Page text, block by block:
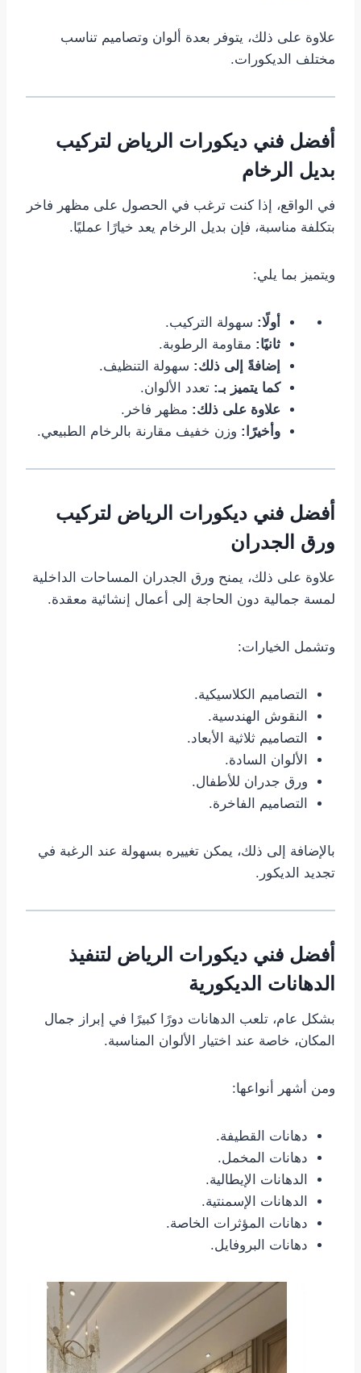
علاوة على ذلك، يتوفر بعدة ألوان وتصاميم تناسب
مختلف الديكورات.
أفضل فني ديكورات الرياض لتركيب
بديل الرخام
في الواقع، إذا كنت ترغب في الحصول على مظهر فاخر
بتكلفة مناسبة، فإن بديل الرخام يعد خيارًا عمليًا.
ويتميز بما يلي:
أولًا: سهولة التركيب.
ثانيًا: مقاومة الرطوبة.
إضافةً إلى ذلك: سهولة التنظيف.
كما يتميز بـ: تعدد الألوان.
علاوة على ذلك: مظهر فاخر.
وأخيرًا: وزن خفيف مقارنة بالرخام الطبيعي.
أفضل فني ديكورات الرياض لتركيب
ورق الجدران
علاوة على ذلك، يمنح ورق الجدران المساحات الداخلية
لمسة جمالية دون الحاجة إلى أعمال إنشائية معقدة.
وتشمل الخيارات:
التصاميم الكلاسيكية.
النقوش الهندسية.
التصاميم ثلاثية الأبعاد.
الألوان السادة.
ورق جدران للأطفال.
التصاميم الفاخرة.
بالإضافة إلى ذلك، يمكن تغييره بسهولة عند الرغبة في
تجديد الديكور.
أفضل فني ديكورات الرياض لتنفيذ
الدهانات الديكورية
بشكل عام، تلعب الدهانات دورًا كبيرًا في إبراز جمال
المكان، خاصة عند اختيار الألوان المناسبة.
ومن أشهر أنواعها:
دهانات القطيفة.
دهانات المخمل.
الدهانات الإيطالية.
الدهانات الإسمنتية.
دهانات المؤثرات الخاصة.
دهانات البروفايل.